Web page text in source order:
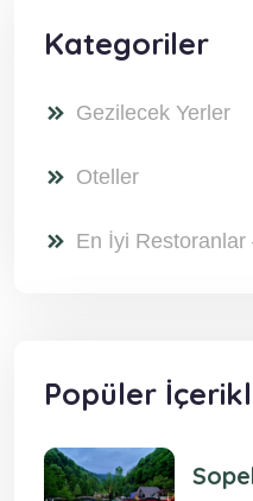
Kategoriler
Gezilecek Yerler
Oteller
En İyi
Popüler